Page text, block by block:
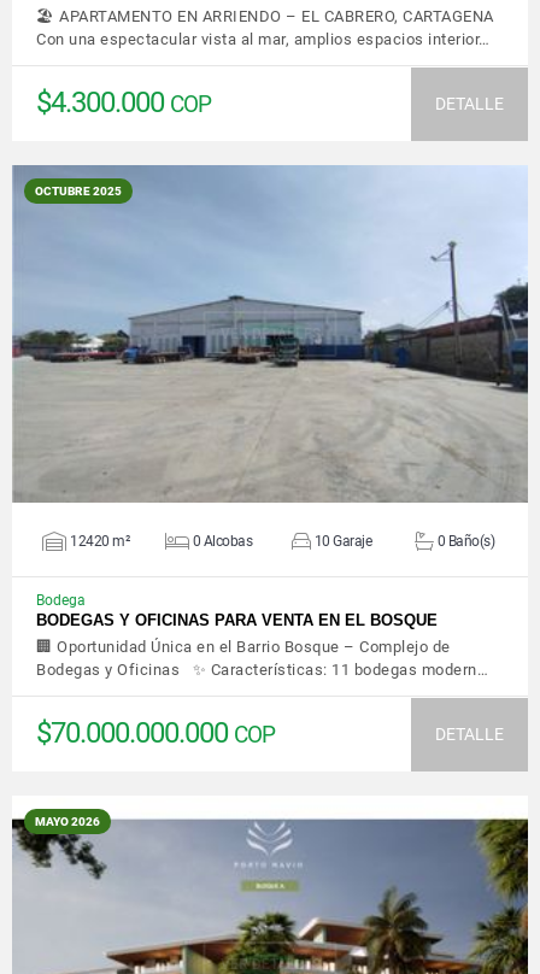
🏖️ APARTAMENTO EN ARRIENDO – EL CABRERO, CARTAGENA
Con una espectacular vista al mar, amplios espacios interior…
$4.300.000 COP DETALLE
OCTUBRE 2025
VER DETALLES
12420 m² 0 Alcobas 10 Garaje 0 Baño(s)
Bodega
BODEGAS Y OFICINAS PARA VENTA EN EL BOSQUE
🏢 Oportunidad Única en el Barrio Bosque – Complejo de
Bodegas y Oficinas ✨ Características: 11 bodegas modern…
$70.000.000.000 COP DETALLE
MAYO 2026
VER DETALLES